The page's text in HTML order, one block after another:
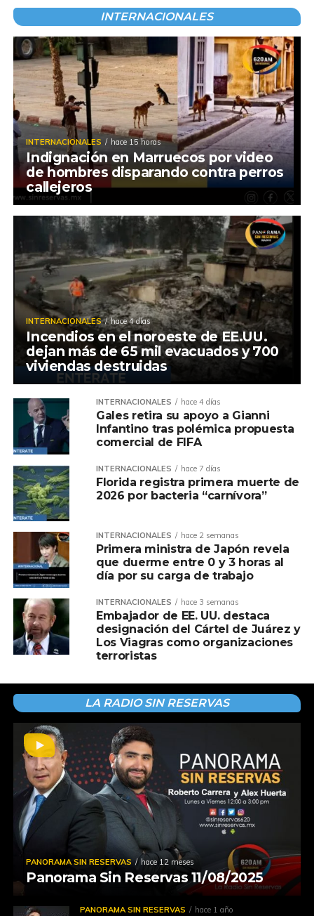
INTERNACIONALES
INTERNACIONALES hace 15 horas
Indignación en Marruecos por video
de hombres disparando contra perros
callejeros
INTERNACIONALES hace 4 días
Incendios en el noroeste de EE.UU.
dejan más de 65 mil evacuados y 700
viviendas destruidas
INTERNACIONALES hace 4 días
Gales retira su apoyo a Gianni
Infantino tras polémica propuesta
comercial de FIFA
INTERNACIONALES hace 7 días
Florida registra primera muerte de
2026 por bacteria “carnívora”
INTERNACIONALES hace 2 semanas
Primera ministra de Japón revela
que duerme entre 0 y 3 horas al
día por su carga de trabajo
INTERNACIONALES hace 3 semanas
Embajador de EE. UU. destaca
designación del Cártel de Juárez y
Los Viagras como organizaciones
terroristas
LA RADIO SIN RESERVAS
PANORAMA SIN RESERVAS hace 12 meses
Panorama Sin Reservas 11/08/2025
PANORAMA SIN RESERVAS hace 1 año